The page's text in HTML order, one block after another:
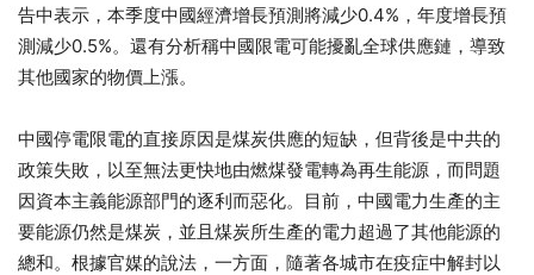
告中表示，本季度中國經濟增長預測將減少0.4%，年度增長預
測減少0.5%。還有分析稱中國限電可能擾亂全球供應鏈，導致
其他國家的物價上漲。
中國停電限電的直接原因是煤炭供應的短缺，但背後是中共的
政策失敗，以至無法更快地由燃煤發電轉為再生能源，而問題
因資本主義能源部門的逐利而惡化。目前，中國電力生產的主
要能源仍然是煤炭，並且煤炭所生產的電力超過了其他能源的
總和。根據官媒的說法，一方面，隨著各城市在疫症中解封以